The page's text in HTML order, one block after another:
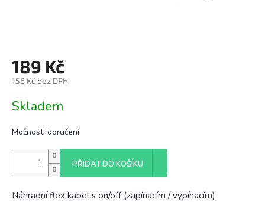
189 Kč
156 Kč bez DPH
cena:
Skladem
Možnosti doručení
PŘIDAT DO KOŠÍKU
Náhradní flex kabel s on/off (zapínacím / vypínacím)